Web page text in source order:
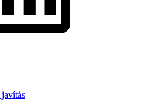
javítás